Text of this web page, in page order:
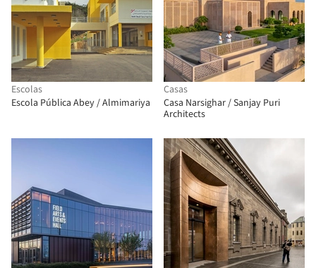
Escolas
Escola Pública Abey / Almimariya
Casas
Casa Narsighar / Sanjay Puri
Architects